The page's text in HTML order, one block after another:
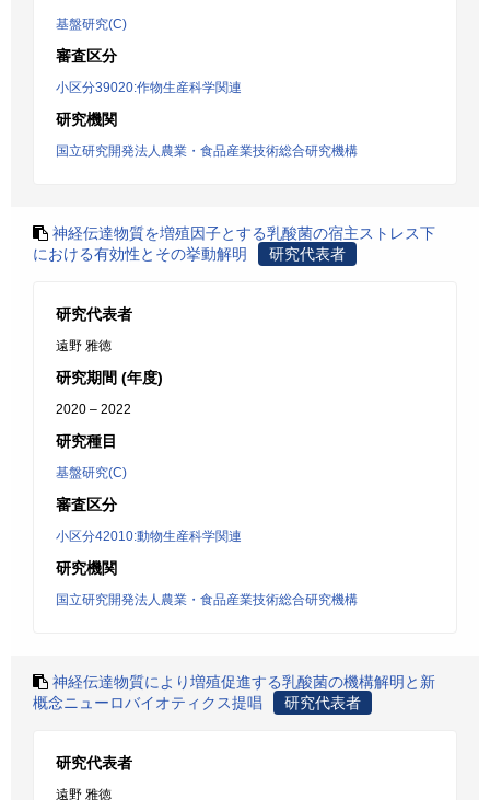
基盤研究(C)
審査区分
小区分39020:作物生産科学関連
研究機関
国立研究開発法人農業・食品産業技術総合研究機構
神経伝達物質を増殖因子とする乳酸菌の宿主ストレス下
における有効性とその挙動解明
研究代表者
研究代表者
遠野 雅徳
研究期間 (年度)
2020 – 2022
研究種目
基盤研究(C)
審査区分
小区分42010:動物生産科学関連
研究機関
国立研究開発法人農業・食品産業技術総合研究機構
神経伝達物質により増殖促進する乳酸菌の機構解明と新
概念ニューロバイオティクス提唱
研究代表者
研究代表者
遠野 雅徳